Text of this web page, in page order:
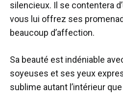
silencieux. Il se contentera
vous lui offrez ses
beaucoup d’affection.
Sa beauté est indéniable
soyeuses et ses yeux
sublime autant l’intérieur